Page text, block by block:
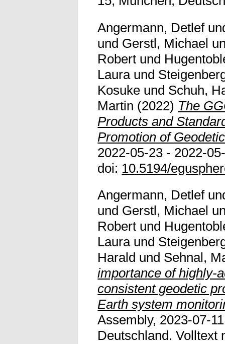
Angermann, Detlef
und Gerstl, Michael
Robert und
Lauraund
Kosuke und Schuh,
Martin (2022) The
Products and
Promotion of
2022-05-23 - 2022-
doi: 10.5194/
Angermann, Detlef
und Gerstl, Michael
Robert und
Lauraund
Harald und Sehnal,
importance of highly-
consistent geodetic
Earth system
Assembly, 2023-07-
Deutschland. Volltext